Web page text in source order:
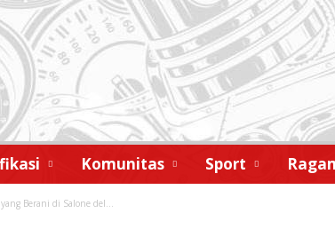
Komunitas Sport
Berani di Salone del...